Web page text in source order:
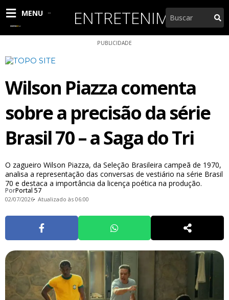
para
MENU ENTRETENIMENTO
Pesquisar
PUBLICIDADE
Wilson Piazza comenta
sobre a precisão da série
Brasil 70 – a Saga do Tri
O zagueiro Wilson Piazza, da Seleção Brasileira campeã de 1970,
analisa a representação das conversas de vestiário na série Brasil
70 e destaca a importância da licença poética na produção.
PorPortal 57
02/07/2026 Atualizado às 06:00